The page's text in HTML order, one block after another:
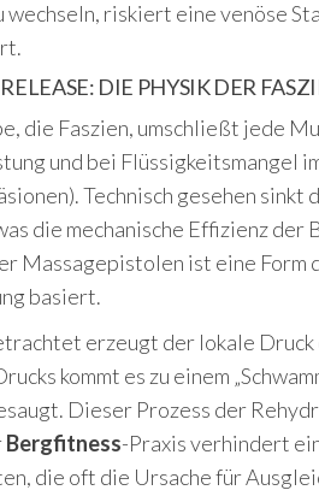
wechseln, riskiert eine venöse
DIE PHYSIK DER
die Faszien, umschließt jede
und bei Flüssigkeitsmangel
Technisch gesehen
die mechanische Effizienz
Massagepistolen ist eine Form
basiert.
erzeugt der lokale
kommt es zu einem
Dieser Prozess der
Bergfitness-Praxis verhindert
die oft die Ursache für